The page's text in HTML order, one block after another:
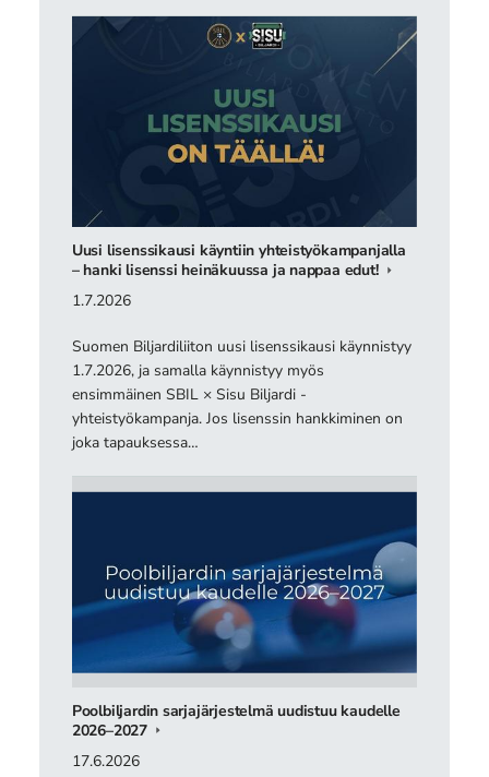
Uusi lisenssikausi käyntiin yhteistyökampanjalla
– hanki lisenssi heinäkuussa ja nappaa edut!
1.7.2026
Suomen Biljardiliiton uusi lisenssikausi käynnistyy
1.7.2026, ja samalla käynnistyy myös
ensimmäinen SBIL × Sisu Biljardi -
yhteistyökampanja. Jos lisenssin hankkiminen on
joka tapauksessa…
Poolbiljardin sarjajärjestelmä uudistuu kaudelle
2026–2027
17.6.2026